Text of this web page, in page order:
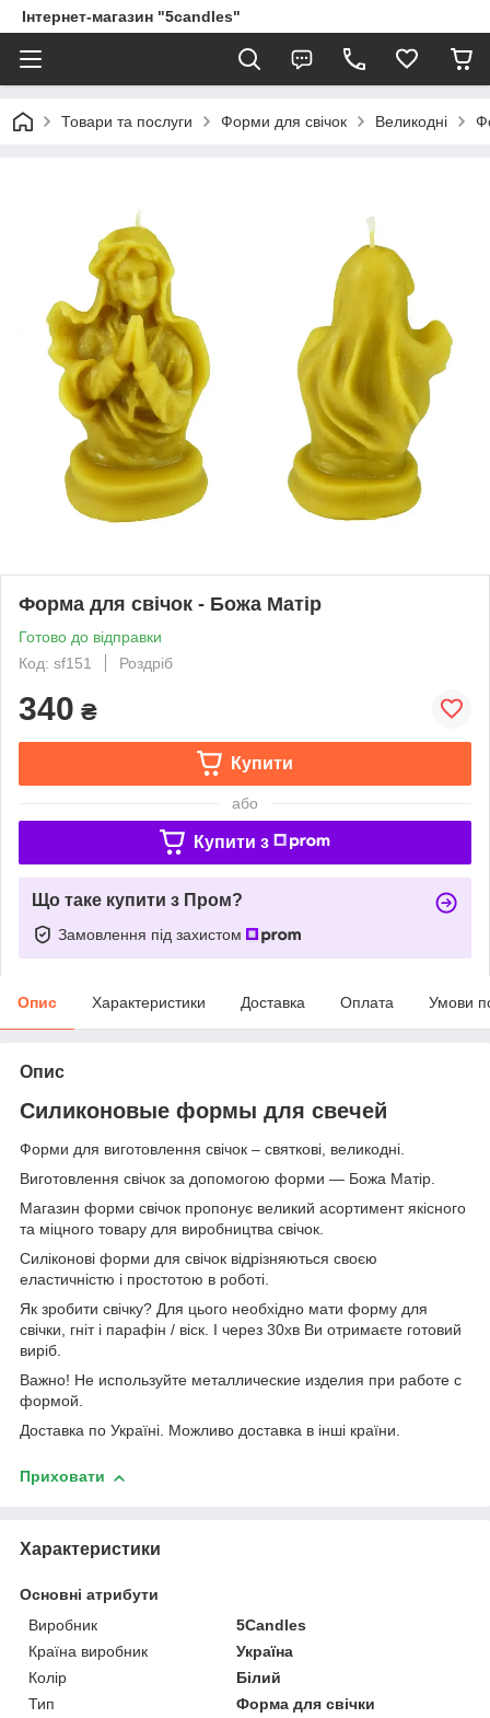
Інтернет-магазин "5candles"
Товари та послуги Форми для свічок Великодні
Форма для свічок - Божа Матір
Готово до відправки
Код: sf151
Роздріб
340 ₴
Купити
або
Купити з
Що таке купити з Пром?
Замовлення під захистом
Опис Характеристики Доставка Оплата Умови
Опис
Силиконовые формы для свечей
Форми для виготовлення свічок – святкові, великодні.
Виготовлення свічок за допомогою форми — Божа Матір.
Магазин форми cвічок пропонує великий асортимент якісного
та міцного товару для виробництва свічок.
Силіконові форми для свічок відрізняються своєю
еластичністю і простотою в роботі.
Як зробити свічку? Для цього необхідно мати форму для
свічки, гніт і парафін / віск. І через 30хв Ви отримаєте готовий
виріб.
Важно! Не используйте металлические изделия при работе с
формой.
Доставка по Україні. Можливо доставка в інші країни.
Приховати
Характеристики
Основні атрибути
Виробник
5Candles
Країна виробник
Україна
Колір
Білий
Тип
Форма для свічки